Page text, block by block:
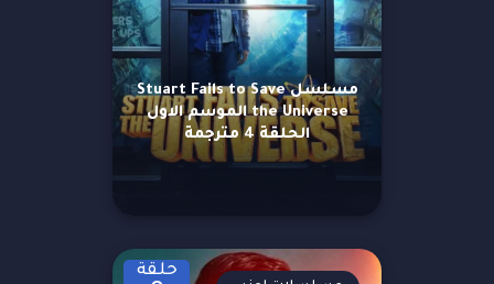
مسلسل Stuart Fails to Save
the Universe الموسم الاول
الحلقة 4 مترجمة
حلقة